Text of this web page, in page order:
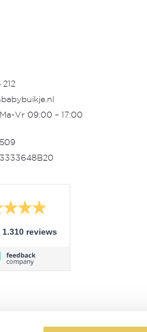
212
Ma-Vr 09:00 – 17:00
1.310 reviews